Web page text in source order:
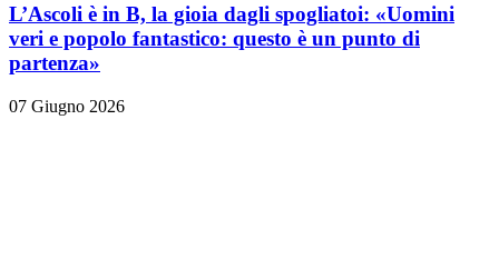
L’Ascoli è in B, la gioia dagli spogliatoi: «Uomini
veri e popolo fantastico: questo è un punto di
partenza»
07 Giugno 2026